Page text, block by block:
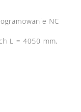
NC
L = 4050 mm,